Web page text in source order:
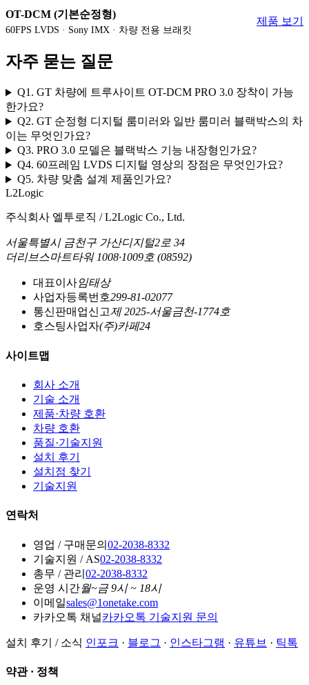
OT-DCM (기본순정형)
60FPS LVDS · Sony IMX · 차량 전용 브래킷
제품 보기
자주 묻는 질문
Q1. GT 차량에 트루사이트 OT-DCM PRO 3.0 장착이 가능
한가요?
Q2. GT 순정형 디지털 룸미러와 일반 룸미러 블랙박스의 차
이는 무엇인가요?
Q3. PRO 3.0 모델은 블랙박스 기능 내장형인가요?
Q4. 60프레임 LVDS 디지털 영상의 장점은 무엇인가요?
Q5. 차량 맞춤 설계 제품인가요?
L2Logic
주식회사 엘투로직 / L2Logic Co., Ltd.
서울특별시 금천구 가산디지털2로 34
더리브스마트타워 1008·1009호 (08592)
대표이사임태상
사업자등록번호299-81-02077
통신판매업신고제 2025-서울금천-1774호
호스팅사업자(주)카페24
사이트맵
회사 소개
기술 소개
제품·차량 호환
차량 호환
품질·기술지원
설치 후기
설치점 찾기
기술지원
연락처
영업 / 구매문의 02-2038-8332
기술지원 / AS02-2038-8332
총무 / 관리 02-2038-8332
운영 시간월~금 9시 ~ 18시
이메일sales@1onetake.com
카카오톡 채널카카오톡 기술지원 문의
설치 후기 / 소식 인포크 · 블로그 · 인스타그램 · 유튜브 · 틱톡
약관 · 정책